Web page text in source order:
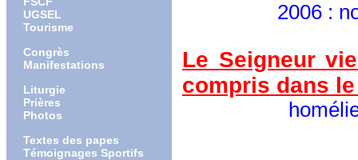
UGSEL
Tourisme
Congrès
Manifestations
Liturgie
Prières
Photos
Textes des papes
Témoignages Sportifs
2006 :
Le Seigneur
compris dans
homélie à la